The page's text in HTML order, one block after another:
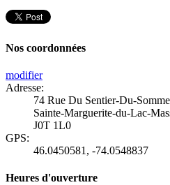
Nos coordonnées
modifier
Adresse:
74 Rue Du Sentier-Du-
Sainte-Marguerite-du-Lac-
J0T 1L0
GPS:
46.0450581 , -74.0548837
Heures d'ouverture